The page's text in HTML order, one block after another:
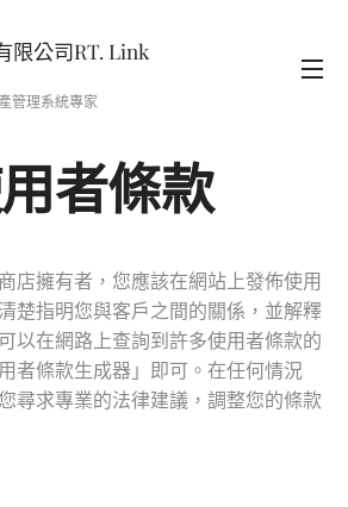
限公司RT. Link
管理系統專家
者條款
店擁有者，您應該在網站上發佈使用
楚指明您與客戶之間的關係，並解釋
以在網路上查詢到許多使用者條款的
者條款生成器」即可。在任何情況
尋求專業的法律建議，調整您的條款